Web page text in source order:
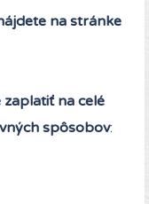
na stránke
na celé
spôsobov: